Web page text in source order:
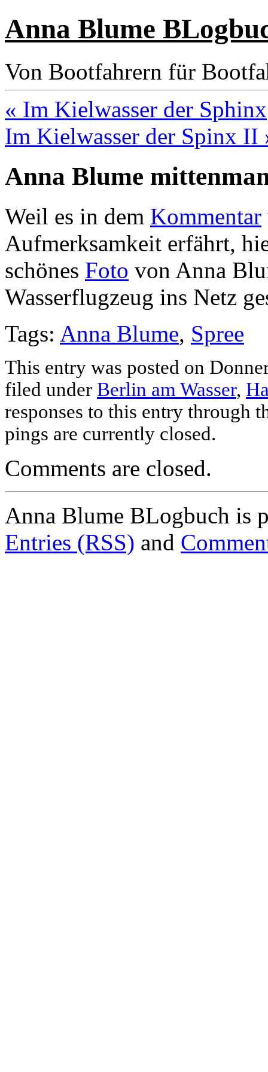
Anna Blume
Von Bootfahrern für
« Im Kielwasser der Sphinx
Im Kielwasser der Spinx II
Anna Blume
Weil es in dem Kommentar
Aufmerksamkeit erfährt,
schönes Foto von Anna
Wasserflugzeug ins Netz
Tags: Anna Blume, Spree
This entry was posted on
filed under Berlin am Wasser,
responses to this entry through
pings are currently closed.
Comments are closed.
Anna Blume BLogbuch is
Entries (RSS) and